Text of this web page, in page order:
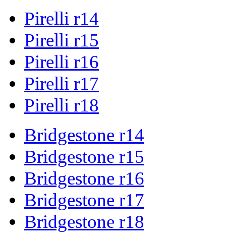
Pirelli r14
Pirelli r15
Pirelli r16
Pirelli r17
Pirelli r18
Bridgestone r14
Bridgestone r15
Bridgestone r16
Bridgestone r17
Bridgestone r18